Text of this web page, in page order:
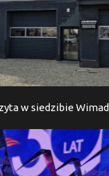
w siedzibie Wimad